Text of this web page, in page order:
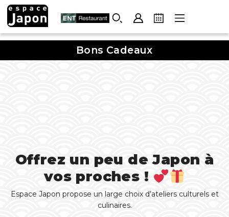
Skip
content
Bons Cadeaux
Offrez un peu de Japon à
vos proches !
Espace Japon propose un large choix d’ateliers culturels et
culinaires.